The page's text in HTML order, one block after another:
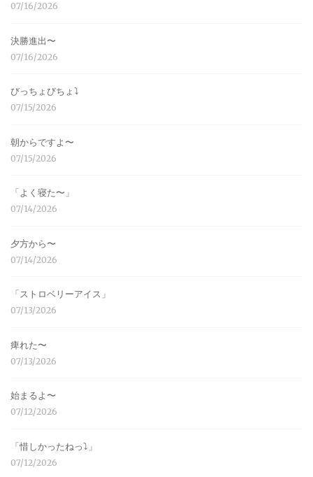
07/16/2026
決勝進出〜
07/16/2026
びっちょびちょ⤵︎
07/15/2026
朝からですよ〜
07/15/2026
「よく寝た〜」
07/14/2026
夕方から〜
07/14/2026
「ストロベリーアイス」
07/13/2026
痺れた〜
07/13/2026
始まるよ〜
07/12/2026
「惜しかったねっ⤵︎」
07/12/2026